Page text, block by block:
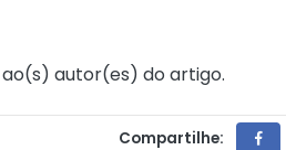
autor(es) do artigo.
Compartilhe: